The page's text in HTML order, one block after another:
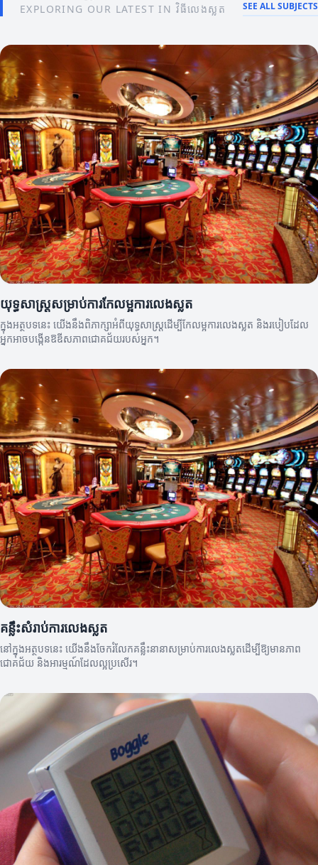
EXPLORING OUR LATEST IN វិធីលេងស្លត SEE ALL SUBJECTS
យុទ្ធសាស្ត្រសម្រាប់ការកែលម្អការលេងស្លត
ក្នុងអត្ថបទនេះ យើងនឹងពិភាក្សាអំពីយុទ្ធសាស្ត្រដើម្បីកែលម្អការលេងស្លត និងរបៀបដែល
អ្នកអាចបង្កើនឱឌីសភាពជោគជ័យរបស់អ្នក។
គន្លឹះសំរាប់ការលេងស្លត
នៅក្នុងអត្ថបទនេះ យើងនឹងចែករំលែកគន្លឹះនានាសម្រាប់ការលេងស្លតដើម្បីឱ្យមានភាព
ជោគជ័យ និងអារម្មណ៍ដែលល្អប្រសើរ។